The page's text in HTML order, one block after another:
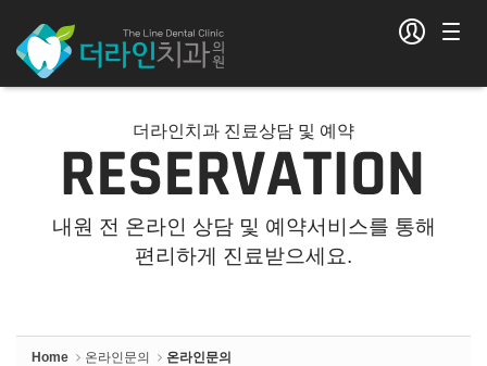
더라인치과 진료상담 및 예약
내원 전 온라인 상담 및 예약서비스를 통해
편리하게 진료받으세요.
Home 온라인문의 온라인문의